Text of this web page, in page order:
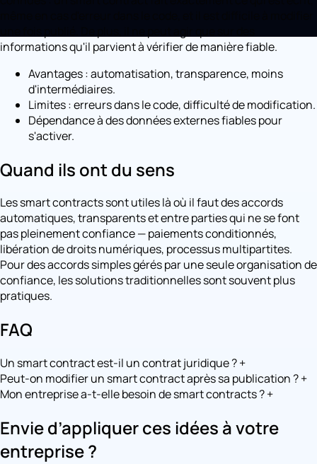
informations qu'il parvient à vérifier de manière fiable.
Avantages : automatisation, transparence, moins
d'intermédiaires.
Limites : erreurs dans le code, difficulté de modification.
Dépendance à des données externes fiables pour
s'activer.
Quand ils ont du sens
Les smart contracts sont utiles là où il faut des accords
automatiques, transparents et entre parties qui ne se font
pas pleinement confiance — paiements conditionnés,
libération de droits numériques, processus multipartites.
Pour des accords simples gérés par une seule organisation de
confiance, les solutions traditionnelles sont souvent plus
pratiques.
FAQ
Un smart contract est-il un contrat juridique ?+
Peut-on modifier un smart contract après sa publication ?+
Mon entreprise a-t-elle besoin de smart contracts ?+
Envie d’appliquer ces idées à votre
entreprise ?